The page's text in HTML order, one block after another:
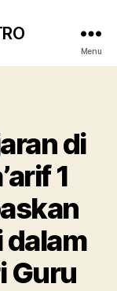
Menu
di
1
dalam
Guru